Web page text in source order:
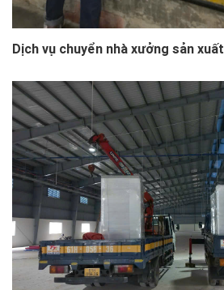
Dịch vụ chuyển nhà xưởng sản xuất